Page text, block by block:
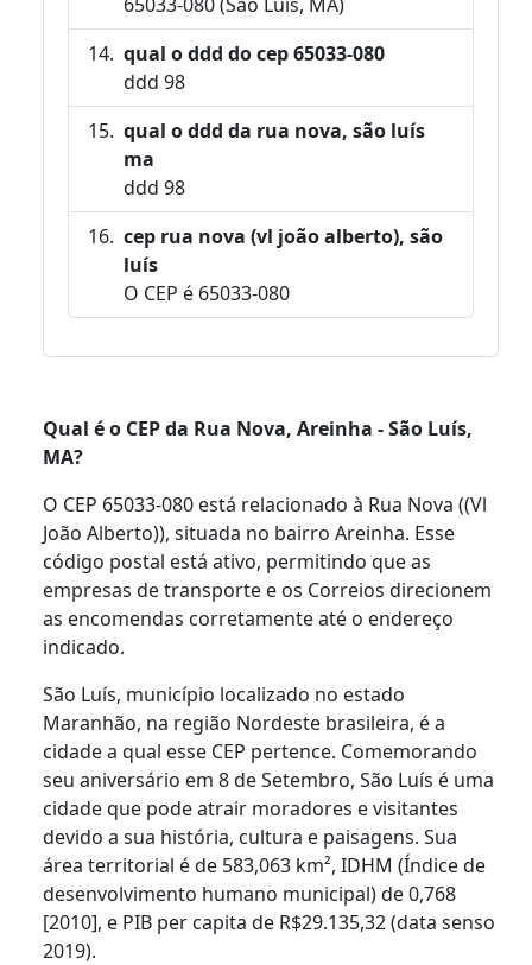
qual o ddd do cep 65033-080
ddd 98
qual o ddd da rua nova, são luís
ma
ddd 98
cep rua nova (vl joão alberto), são
luís
O CEP é 65033-080
Qual é o CEP da Rua Nova, Areinha - São Luís,
MA?
O CEP 65033-080 está relacionado à Rua Nova ((Vl
João Alberto)), situada no bairro Areinha. Esse
código postal está ativo, permitindo que as
empresas de transporte e os Correios direcionem
as encomendas corretamente até o endereço
indicado.
São Luís, município localizado no estado
Maranhão, na região Nordeste brasileira, é a
cidade a qual esse CEP pertence. Comemorando
seu aniversário em 8 de Setembro, São Luís é uma
cidade que pode atrair moradores e visitantes
devido a sua história, cultura e paisagens. Sua
área territorial é de 583,063 km², IDHM (Índice de
desenvolvimento humano municipal) de 0,768
[2010], e PIB per capita de R$29.135,32 (data senso
2019).